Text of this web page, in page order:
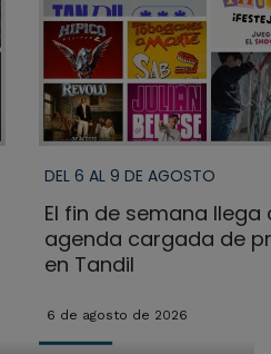
DEL 6 AL 9 DE AGOSTO
El fin de semana llega
agenda cargada de
en Tandil
6 de agosto de 2026